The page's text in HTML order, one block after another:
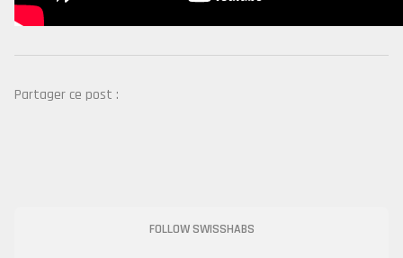
Partager ce post :
FOLLOW SWISSHABS